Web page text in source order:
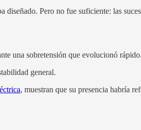
diseñado. Pero no fue suficiente: las
una sobretensión que evolucionó rápido.
general.
, muestran que su presencia habría